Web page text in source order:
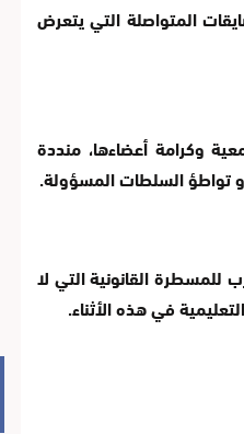
المتواصلة التي يتعرض
وكرامة أعضاءها، منددة
السلطات المسؤولة.
القانونية التي لا
في هذه الأثناء.